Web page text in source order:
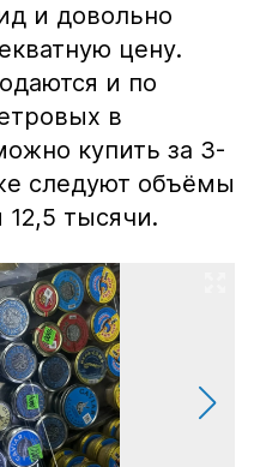
и довольно
цену.
и по
в
купить за 3-
следуют объёмы
тысячи.